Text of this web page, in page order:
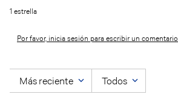
1 estrella
Por favor, inicia sesión para escribir un comentario.
Más reciente Todos